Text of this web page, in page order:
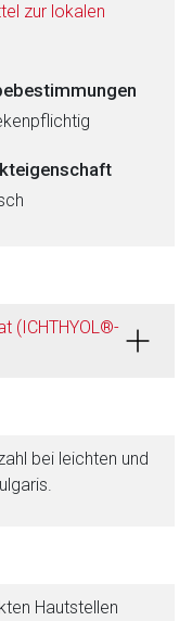
zur lokalen
(ICHTHYOL®-
bei leichten und
Hautstellen